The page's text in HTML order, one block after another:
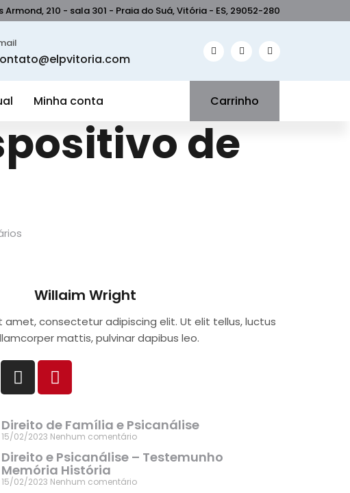
Armond, 210 - sala 301 - Praia do Suá, Vitória - ES, 29052-280
Minha conta Carrinho
de
Willaim Wright
amet, consectetur adipiscing elit. Ut elit tellus, luctus
mattis, pulvinar dapibus leo.
Direito de Família e Psicanálise
15/02/2023 Nenhum comentário
Direito e Psicanálise – Testemunho
Memória História
15/02/2023 Nenhum comentário